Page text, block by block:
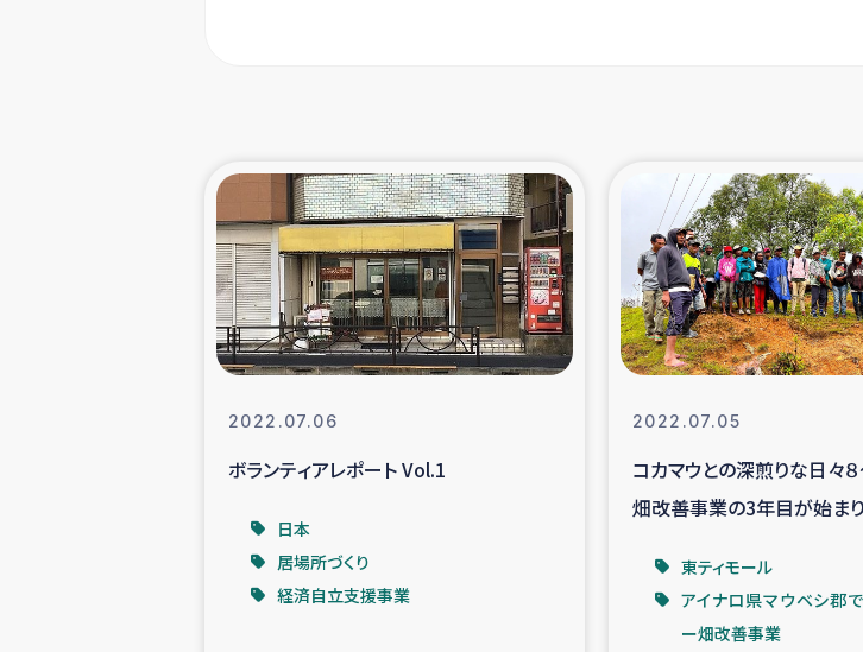
スリランカ 緊急人道支援
スリランカの南北女性をつなぐサリー・リサイクル・プロジ
ェクト
タイ国境ミャンマー移民子ども支援
2022.07.06
ボランティアレポート Vol.1
日本
居場所づくり
経済自立支援事業
2022.07.05
コカマウとの深煎りな日々
畑改善事業の3年目が始ま
東ティモール
アイナロ県マウベシ郡
ー畑改善事業